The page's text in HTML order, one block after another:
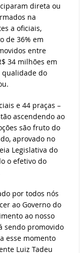
direta ou
na
a oficiais,
de 36% em
entre
34 milhões em
qualidade do
e 44 praças –
ascendendo ao
são fruto do
aprovado no
Legislativa do
o efetivo do
por todos nós
ao Governo do
ao nosso
sendo promovido
esse momento
Luiz Tadeu